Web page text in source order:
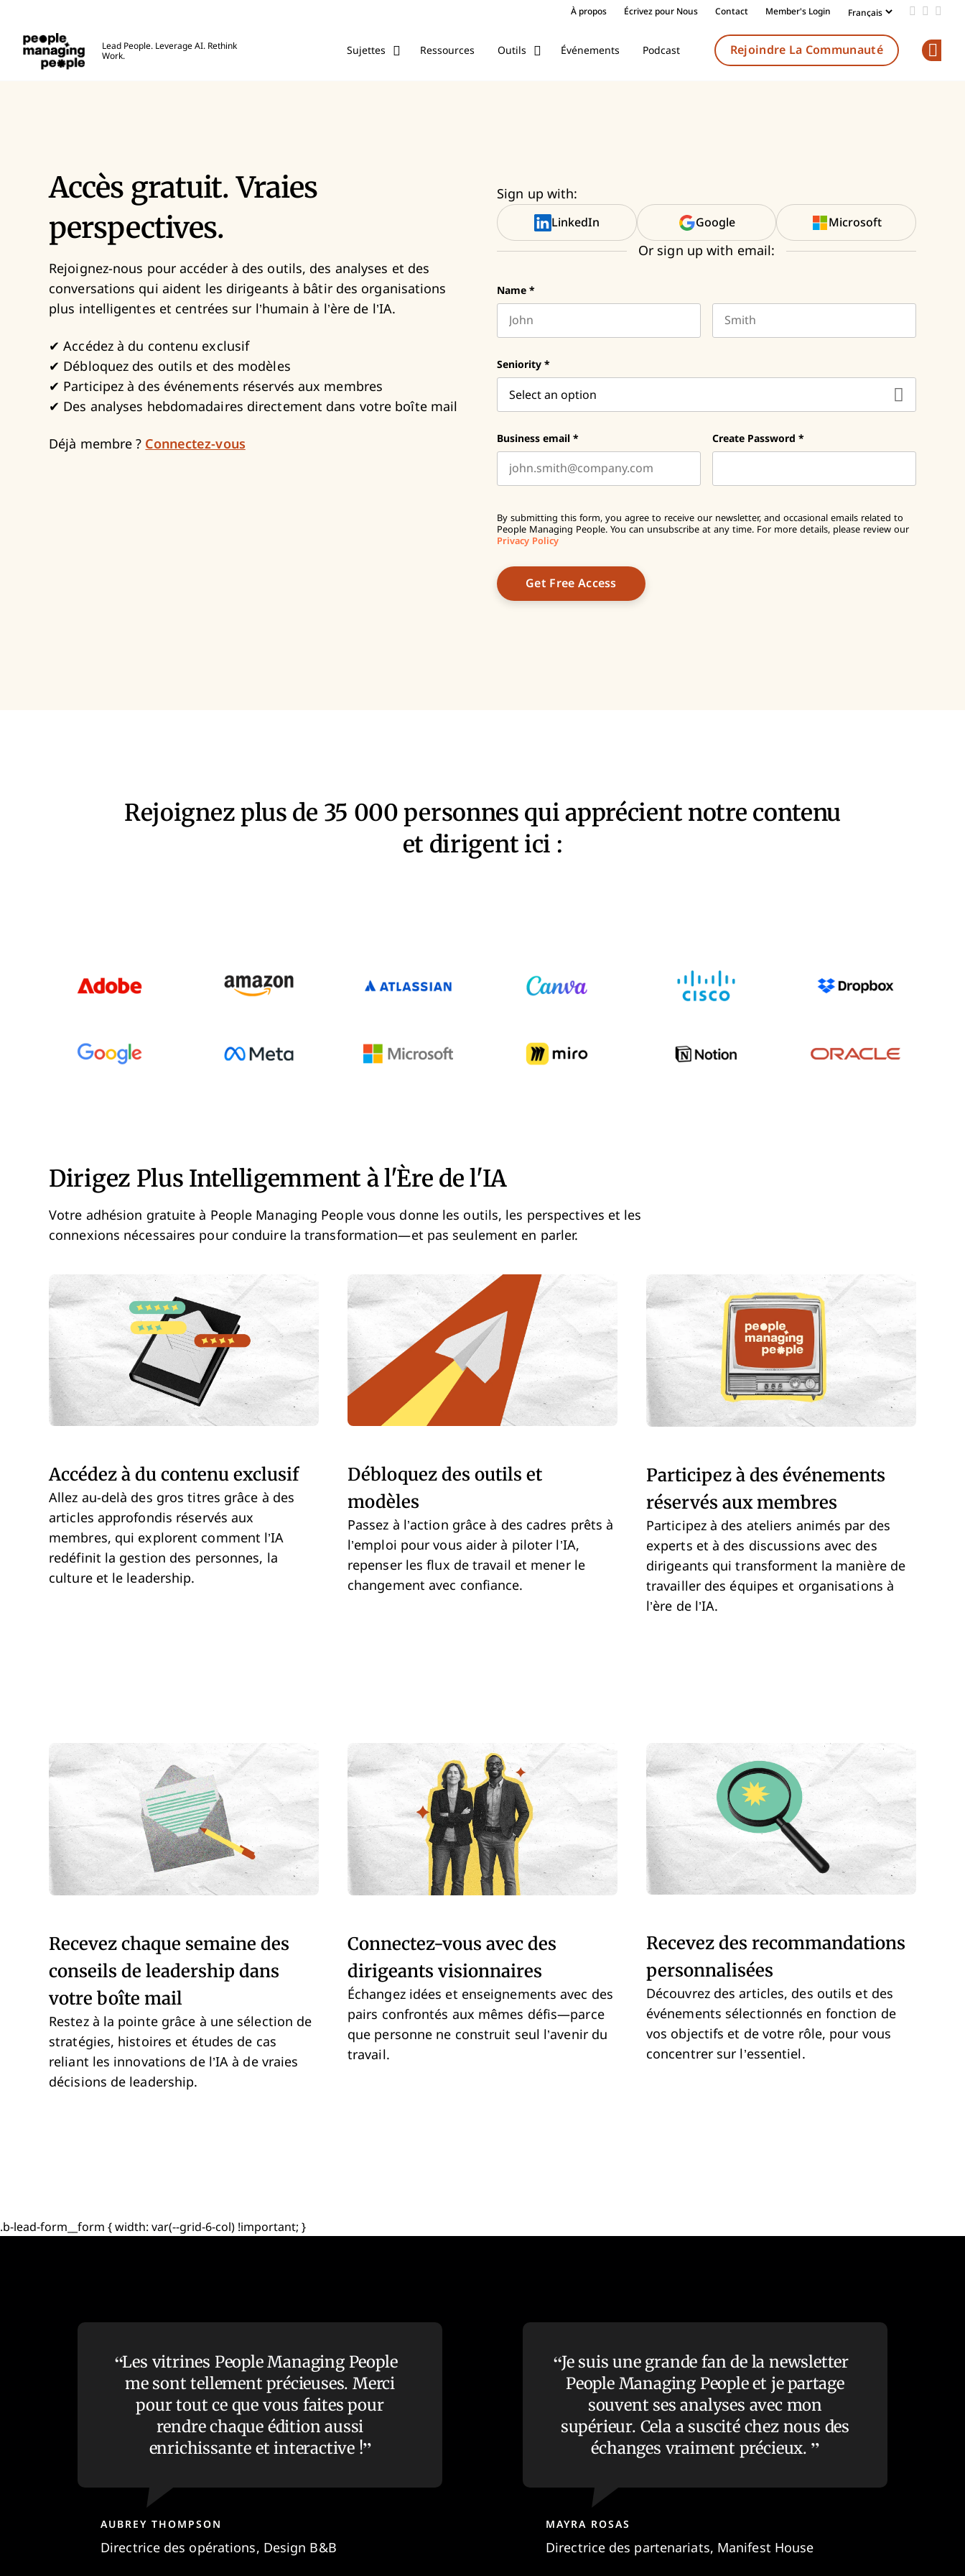
À propos Écrivez pour Nous Contact Member's Login Add us
Follow
Lead People. Leverage AI. Rethink
Work.
Sujettes Ressources Outils Événements Podcast Rejoindre La Communauté
Accès gratuit. Vraies
perspectives.
Rejoignez-nous pour accéder à des outils, des analyses et des
conversations qui aident les dirigeants à bâtir des organisations
plus intelligentes et centrées sur l’humain à l’ère de l’IA.
✔ Accédez à du contenu exclusif
✔ Débloquez des outils et des modèles
✔ Participez à des événements réservés aux membres
✔ Des analyses hebdomadaires directement dans votre boîte mail
Déjà membre ? Connectez-vous
Sign up with:
LinkedIn Google Microsoft
Or sign up with email:
Name *
Seniority *
Business email * Create Password *
By submitting this form, you agree to receive our newsletter, and occasional emails related to
People Managing People. You can unsubscribe at any time. For more details, please review our
Privacy Policy
Rejoignez plus de 35 000 personnes qui apprécient notre contenu
et dirigent ici :
Dirigez Plus Intelligemment à l'Ère de l'IA
Votre adhésion gratuite à People Managing People vous donne les outils, les perspectives et les
connexions nécessaires pour conduire la transformation—et pas seulement en parler.
Accédez à du contenu exclusif
Allez au-delà des gros titres grâce à des
articles approfondis réservés aux
membres, qui explorent comment l’IA
redéfinit la gestion des personnes, la
culture et le leadership.
Débloquez des outils et
modèles
Passez à l’action grâce à des cadres prêts à
l’emploi pour vous aider à piloter l’IA,
repenser les flux de travail et mener le
changement avec confiance.
Participez à des événements
réservés aux membres
Participez à des ateliers animés par des
experts et à des discussions avec des
dirigeants qui transforment la manière de
travailler des équipes et organisations à
l’ère de l’IA.
Recevez chaque semaine des
conseils de leadership dans
votre boîte mail
Restez à la pointe grâce à une sélection de
stratégies, histoires et études de cas
reliant les innovations de l’IA à de vraies
décisions de leadership.
Connectez-vous avec des
dirigeants visionnaires
Échangez idées et enseignements avec des
pairs confrontés aux mêmes défis—parce
que personne ne construit seul l’avenir du
travail.
Recevez des recommandations
personnalisées
Découvrez des articles, des outils et des
événements sélectionnés en fonction de
vos objectifs et de votre rôle, pour vous
concentrer sur l’essentiel.
.b-lead-form__form { width: var(--grid-6-col) !important; }
Les vitrines People Managing People
me sont tellement précieuses. Merci
pour tout ce que vous faites pour
rendre chaque édition aussi
enrichissante et interactive !
AUBREY THOMPSON
Directrice des opérations, Design B&B
Je suis une grande fan de la newsletter
People Managing People et je partage
souvent ses analyses avec mon
supérieur. Cela a suscité chez nous des
échanges vraiment précieux.
MAYRA ROSAS
Directrice des partenariats, Manifest House